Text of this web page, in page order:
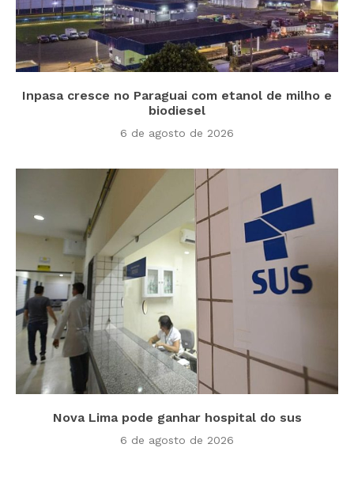
Inpasa cresce no Paraguai com etanol de milho e
biodiesel
6 de agosto de 2026
Nova Lima pode ganhar hospital do sus
6 de agosto de 2026